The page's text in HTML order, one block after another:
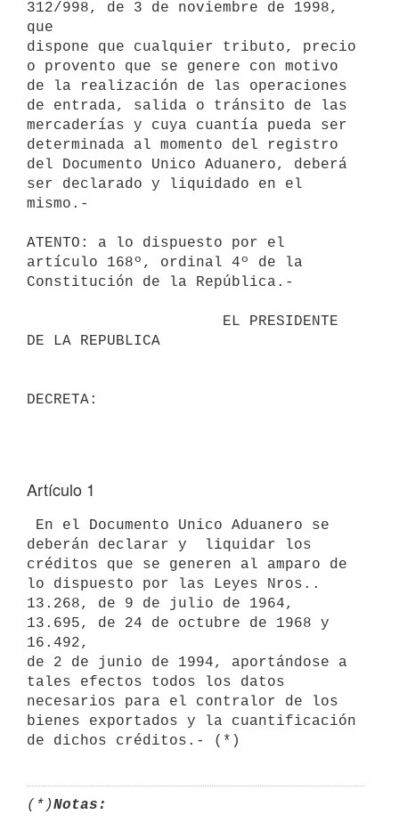
312/998, de 3 de noviembre de 1998,
que
dispone que cualquier tributo, precio
o provento que se genere con motivo
de la realización de las operaciones
de entrada, salida o tránsito de las
mercaderías y cuya cuantía pueda ser
determinada al momento del registro
del Documento Unico Aduanero, deberá
ser declarado y liquidado en el
mismo.-
ATENTO: a lo dispuesto por el
artículo 168º, ordinal 4º de la
Constitución de la República.-
DE LA REPUBLICA
DECRETA:
Artículo 1
deberán declarar y  liquidar los
créditos que se generen al amparo de
lo dispuesto por las Leyes Nros..
13.268, de 9 de julio de 1964,
13.695, de 24 de octubre de 1968 y
16.492,
de 2 de junio de 1994, aportándose a
tales efectos todos los datos
necesarios para el contralor de los
bienes exportados y la cuantificación
(*)Notas: